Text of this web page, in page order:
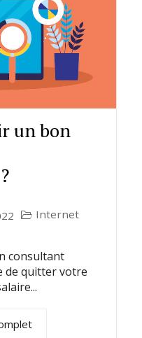
un bon
Internet
consultant
de quitter votre